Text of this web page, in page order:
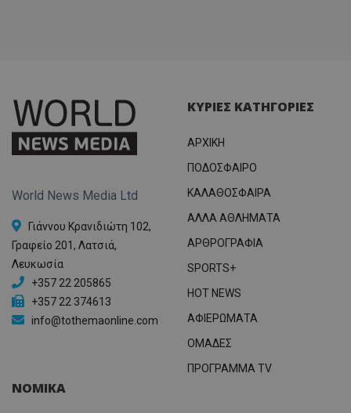
World News Media Ltd
Γιάννου Κρανιδιώτη 102,
Γραφείο 201, Λατσιά,
Λευκωσία
+357 22 205865
+357 22 374613
info@tothemaonline.com
ΚΥΡΙΕΣ ΚΑΤΗΓΟΡΙΕΣ
ΑΡΧΙΚΗ
ΠΟΔΟΣΦΑΙΡΟ
ΚΑΛΑΘΟΣΦΑΙΡΑ
ΑΛΛΑ ΑΘΛΗΜΑΤΑ
ΑΡΘΡΟΓΡΑΦΙΑ
SPORTS+
HOT NEWS
ΑΦΙΕΡΩΜΑΤΑ
ΟΜΑΔΕΣ
ΠΡΟΓΡΑΜΜΑ TV
ΝΟΜΙΚΑ